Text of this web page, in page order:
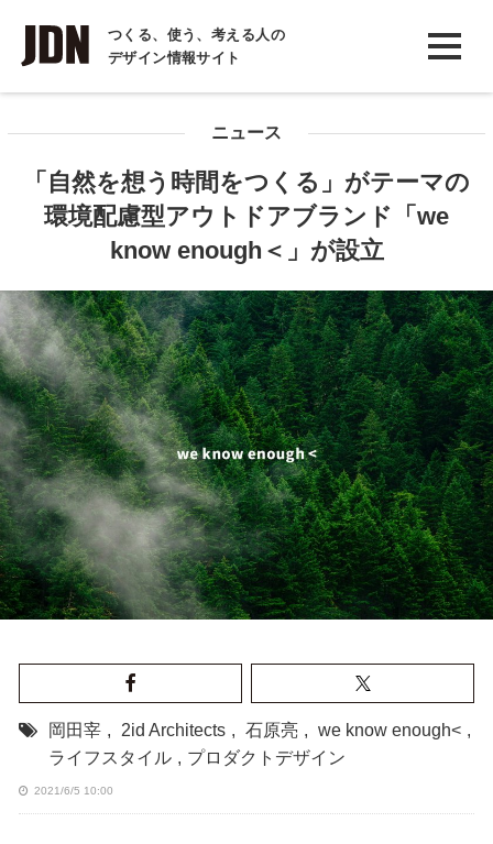
つくる、使う、考える人の
デザイン情報サイト
INTERVIEW
インタビュー
COLUMN
コラム
ニュース
「自然を想う時間をつくる」がテーマの
環境配慮型アウトドアブランド「we
know enough＜」が設立
岡田宰 , 2id Architects , 石原亮 , we know enough< ,
ライフスタイル , プロダクトデザイン
2021/6/5 10:00